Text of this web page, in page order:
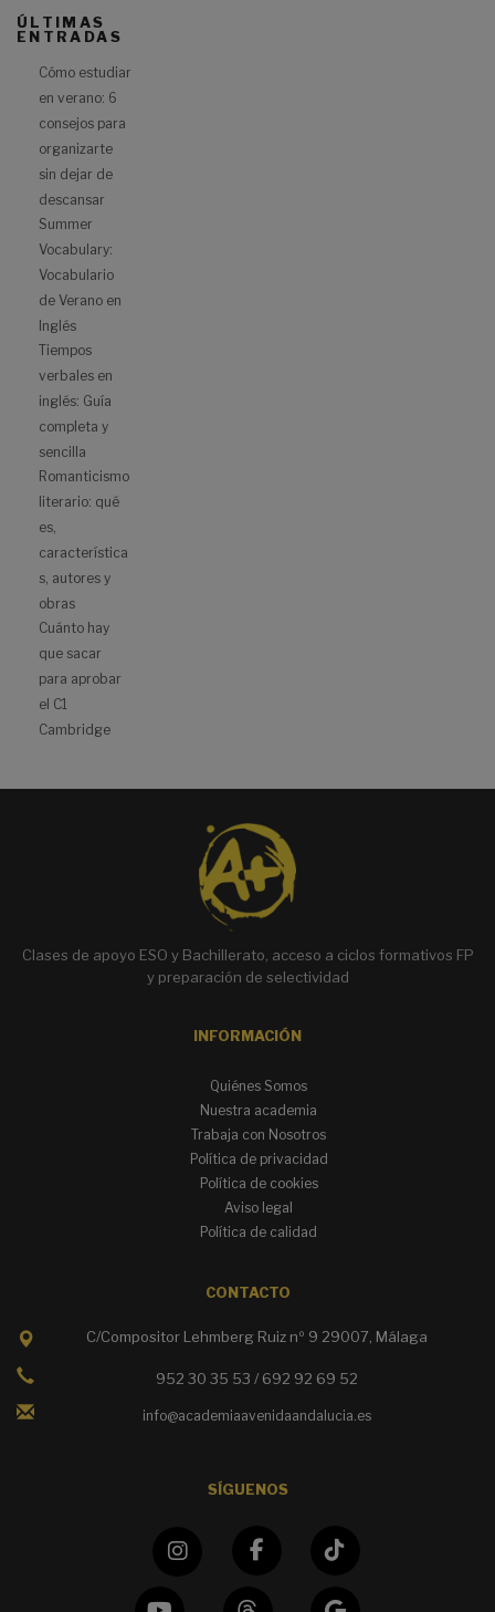
ÚLTIMAS
ENTRADAS
Cómo estudiar
en verano: 6
consejos para
organizarte
sin dejar de
descansar
Summer
Vocabulary:
Vocabulario
de Verano en
Inglés
Tiempos
verbales en
inglés: Guía
completa y
sencilla
Romanticismo
literario: qué
es,
característica
s, autores y
obras
Cuánto hay
que sacar
para aprobar
el C1
Cambridge
Clases de apoyo ESO y Bachillerato, acceso a ciclos formativos FP
y preparación de selectividad
INFORMACIÓN
Quiénes Somos
Nuestra academia
Trabaja con Nosotros
Política de privacidad
Política de cookies
Aviso legal
Política de calidad
CONTACTO
C/Compositor Lehmberg Ruiz nº 9 29007, Málaga
952 30 35 53 / 692 92 69 52
info@academiaavenidaandalucia.es
SÍGUENOS